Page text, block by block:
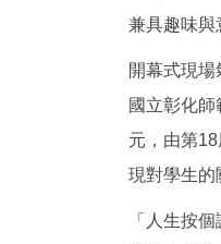
兼具趣味與
開幕式現
國立彰化
元，由第
現對學生的
「人生按